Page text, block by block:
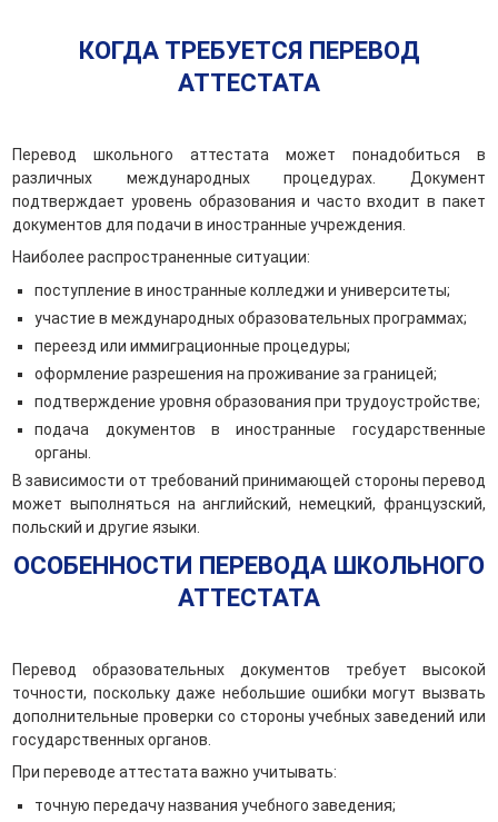
КОГДА ТРЕБУЕТСЯ ПЕРЕВОД
АТТЕСТАТА
Перевод школьного аттестата может понадобиться в
различных международных процедурах. Документ
подтверждает уровень образования и часто входит в пакет
документов для подачи в иностранные учреждения.
Наиболее распространенные ситуации:
поступление в иностранные колледжи и университеты;
участие в международных образовательных программах;
переезд или иммиграционные процедуры;
оформление разрешения на проживание за границей;
подтверждение уровня образования при трудоустройстве;
подача документов в иностранные государственные
органы.
В зависимости от требований принимающей стороны перевод
может выполняться на английский, немецкий, французский,
польский и другие языки.
ОСОБЕННОСТИ ПЕРЕВОДА ШКОЛЬНОГО
АТТЕСТАТА
Перевод образовательных документов требует высокой
точности, поскольку даже небольшие ошибки могут вызвать
дополнительные проверки со стороны учебных заведений или
государственных органов.
При переводе аттестата важно учитывать:
точную передачу названия учебного заведения;